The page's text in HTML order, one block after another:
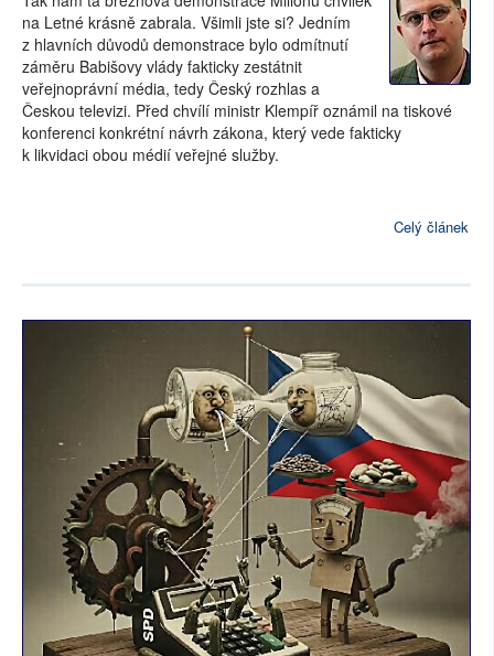
na Letné krásně zabrala. Všimli jste si? Jedním
z hlavních důvodů demonstrace bylo odmítnutí
záměru Babišovy vlády fakticky zestátnit
veřejnoprávní média, tedy Český rozhlas a
Českou televizi. Před chvílí ministr Klempíř oznámil na tiskové
konferenci konkrétní návrh zákona, který vede fakticky
k likvidaci obou médií veřejné služby.
Celý článek